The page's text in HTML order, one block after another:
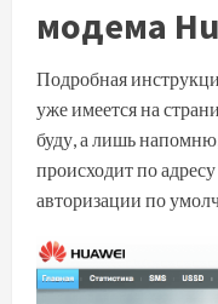
модема
Подробная
уже имеется на
буду, а лишь
происходит по
авторизации по